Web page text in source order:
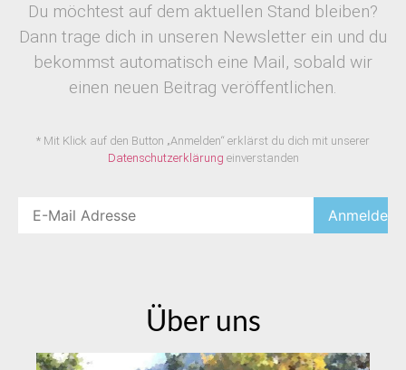
Du möchtest auf dem aktuellen Stand bleiben?
Dann trage dich in unseren Newsletter ein und du
bekommst automatisch eine Mail, sobald wir
einen neuen Beitrag veröffentlichen.
* Mit Klick auf den Button „Anmelden“ erklärst du dich mit unserer
Datenschutzerklärung einverstanden
Über uns